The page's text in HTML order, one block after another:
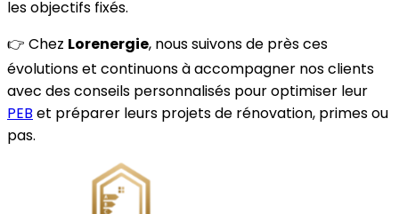
les objectifs fixés.
👉 Chez Lorenergie, nous suivons de près ces
évolutions et continuons à accompagner nos clients
avec des conseils personnalisés pour optimiser leur
PEB et préparer leurs projets de rénovation, primes ou
pas.